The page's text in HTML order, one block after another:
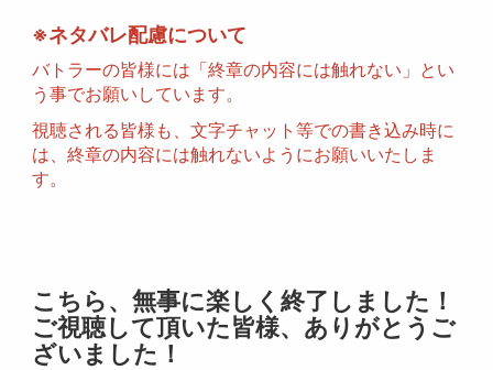
※ネタバレ配慮について
バトラーの皆様には「終章の内容には触れない」とい
う事でお願いしています。
視聴される皆様も、文字チャット等での書き込み時に
は、終章の内容には触れないようにお願いいたしま
す。
こちら、無事に楽しく終了しました！
ご視聴して頂いた皆様、ありがとうご
ざいました！